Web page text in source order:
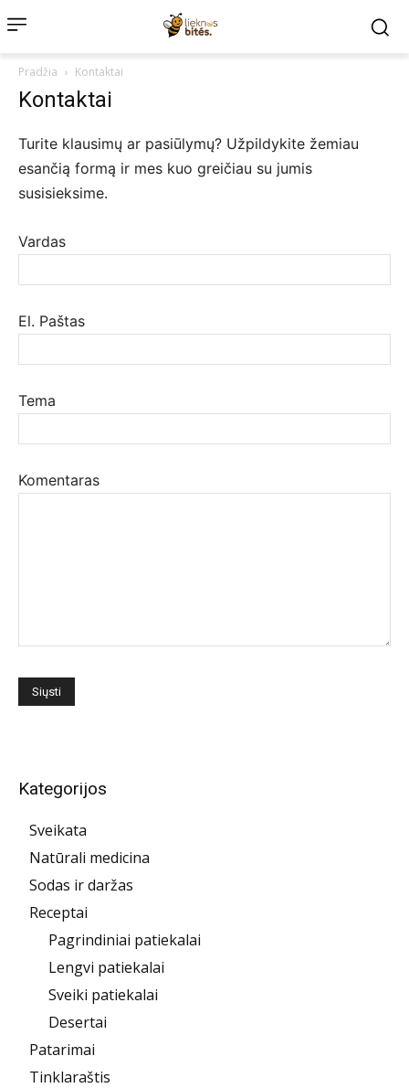
Pradžia Kontaktai
Kontaktai
Turite klausimų ar pasiūlymų? Užpildykite žemiau
esančią formą ir mes kuo greičiau su jumis
susisieksime.
Vardas
El. Paštas
Tema
Komentaras
Kategorijos
Sveikata
Natūrali medicina
Sodas ir daržas
Receptai
Pagrindiniai patiekalai
Lengvi patiekalai
Sveiki patiekalai
Desertai
Patarimai
Tinklaraštis